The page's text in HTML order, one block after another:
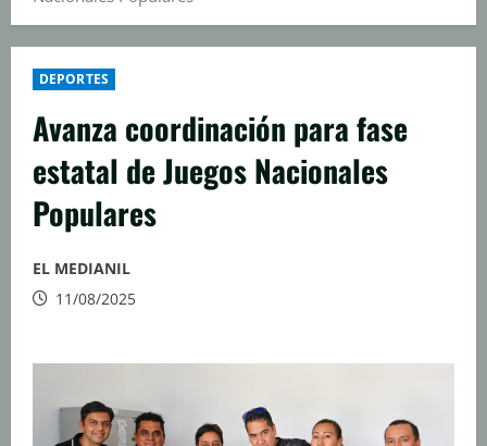
DEPORTES
Avanza coordinación para fase
estatal de Juegos Nacionales
Populares
EL MEDIANIL
11/08/2025